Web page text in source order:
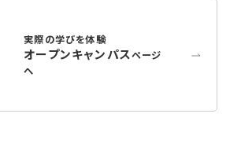
実際の学びを体験
オープンキャンパスページ
へ